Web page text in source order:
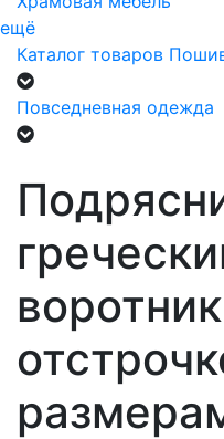
ещё
Каталог товаров
Повседневная одежда